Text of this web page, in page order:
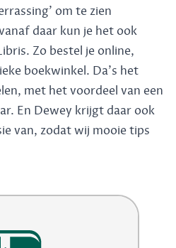
om te zien
daar kun je het ook
Zo bestel je online,
boekwinkel. Da's het
met het voordeel van een
En Dewey krijgt daar ook
van, zodat wij mooie tips